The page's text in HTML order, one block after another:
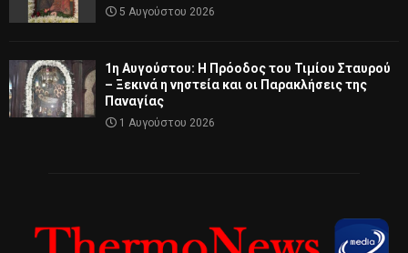
5 Αυγούστου 2026
1η Αυγούστου: Η Πρόοδος του Τιμίου Σταυρού
– Ξεκινά η νηστεία και οι Παρακλήσεις της
Παναγίας
1 Αυγούστου 2026